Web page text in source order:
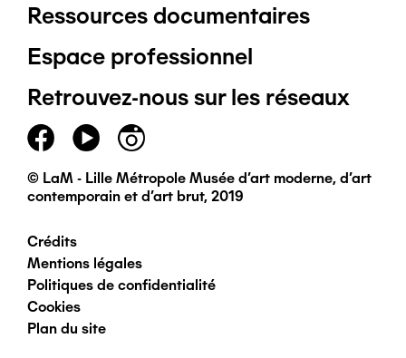
Pied
de
page
principal
Ressources documentaires
Espace professionnel
Retrouvez-nous sur les réseaux
© LaM - Lille Métropole Musée d'art moderne, d'art
contemporain et d'art brut, 2019
Pied
de
page
Crédits
Mentions légales
Politiques de confidentialité
Cookies
Plan du site